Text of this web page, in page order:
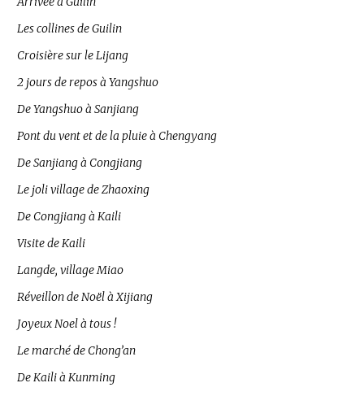
Les collines de Guilin
Croisière sur le Lijang
2 jours de repos à Yangshuo
De Yangshuo à Sanjiang
Pont du vent et de la pluie à Chengyang
De Sanjiang à Congjiang
Le joli village de Zhaoxing
De Congjiang à Kaili
Visite de Kaili
Langde, village Miao
Réveillon de Noël à Xijiang
Joyeux Noel à tous !
Le marché de Chong’an
De Kaili à Kunming